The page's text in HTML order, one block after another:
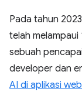
Pada tahun
telah
sebuah
developer dan
AI di aplikasi